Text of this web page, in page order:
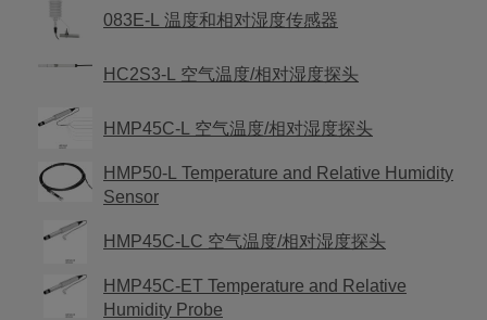
083E-L 温度和相对湿度传感器
HC2S3-L 空气温度/相对湿度探头
HMP45C-L 空气温度/相对湿度探头
HMP50-L Temperature and Relative Humidity
Sensor
HMP45C-LC 空气温度/相对湿度探头
HMP45C-ET Temperature and Relative
Humidity Probe